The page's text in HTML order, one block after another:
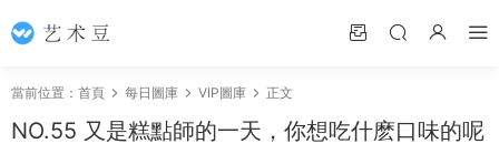
當前位置： 首頁 每日圖庫 VIP圖庫 正文
NO.55 又是糕點師的一天，你想吃什麽口味的呢